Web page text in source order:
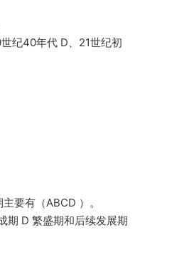
纪40年代 D、21世纪初
要有（ABCD ）。
期 D 繁盛期和后续发展期